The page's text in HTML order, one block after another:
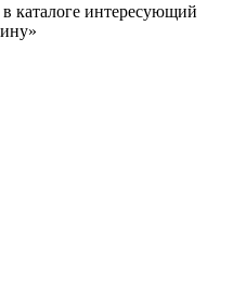
каталоге интересующий